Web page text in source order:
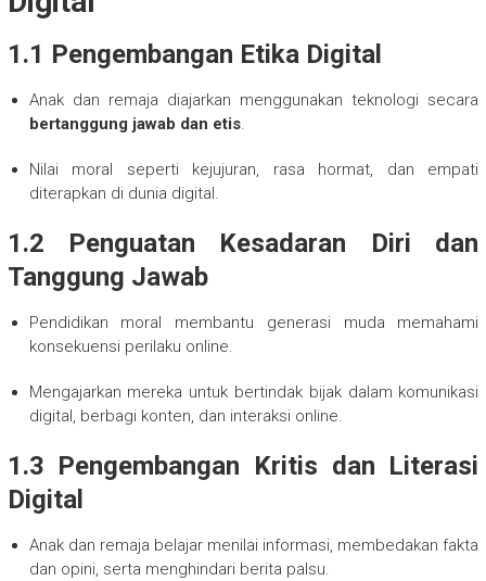
1.1 Pengembangan Etika Digital
Anak dan remaja diajarkan menggunakan teknologi secara
bertanggung jawab dan etis.
Nilai moral seperti kejujuran, rasa hormat, dan empati
diterapkan di dunia digital.
1.2 Penguatan Kesadaran Diri dan
Tanggung Jawab
Pendidikan moral membantu generasi muda memahami
konsekuensi perilaku online.
Mengajarkan mereka untuk bertindak bijak dalam komunikasi
digital, berbagi konten, dan interaksi online.
1.3 Pengembangan Kritis dan Literasi
Digital
Anak dan remaja belajar menilai informasi, membedakan fakta
dan opini, serta menghindari berita palsu.